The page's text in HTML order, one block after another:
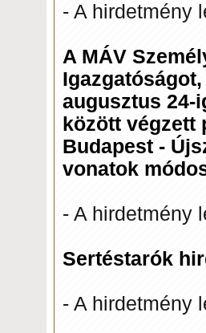
- A hirdetmény
A MÁV
augusztus 24-
között végzett
Budapest -
vonatok
- A hirdetmény
Sertéstarók
- A hirdetmény